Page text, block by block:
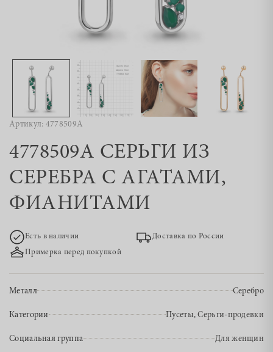
Артикул: 4778509А
4778509А СЕРЬГИ ИЗ
СЕРЕБРА С АГАТАМИ,
ФИАНИТАМИ
Есть в наличии
Доставка по России
Примерка перед покупкой
Металл Серебро
Категории Пусеты, Серьги-продевки
Социальная группа Для женщин